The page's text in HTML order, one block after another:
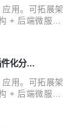
以在 admin 管
告 点击提交
用。可拓展架
+ 后端微服务
制化的面板展
使用次数统计
也可以在群组
化分布
用。可拓展架
+ 后端微服务
制化的面板展